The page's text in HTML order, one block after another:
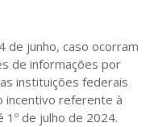
de junho, caso ocorram
de informações por
instituições federais
incentivo referente à
de julho de 2024.